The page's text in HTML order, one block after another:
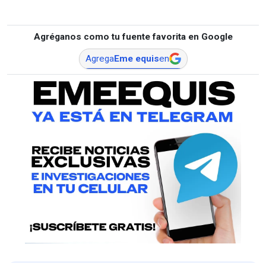
Agréganos como tu fuente favorita en Google
AgregaEme equisen